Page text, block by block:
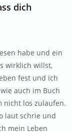
dich
habe und ein
wirklich willst,
fest und ich
auch im Buch
nicht los zulaufen.
laut schrie und
mein Leben